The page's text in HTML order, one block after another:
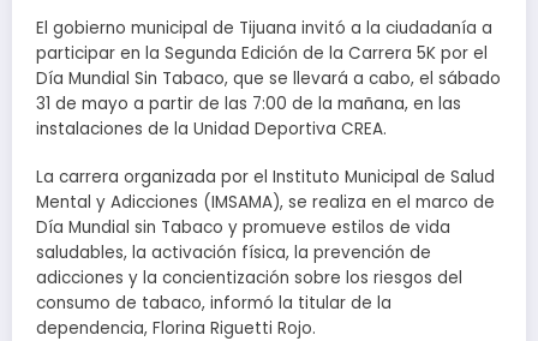
El gobierno municipal de Tijuana invitó a la ciudadanía a
participar en la Segunda Edición de la Carrera 5K por el
Día Mundial Sin Tabaco, que se llevará a cabo, el sábado
31 de mayo a partir de las 7:00 de la mañana, en las
instalaciones de la Unidad Deportiva CREA.
La carrera organizada por el Instituto Municipal de Salud
Mental y Adicciones (IMSAMA), se realiza en el marco de
Día Mundial sin Tabaco y promueve estilos de vida
saludables, la activación física, la prevención de
adicciones y la concientización sobre los riesgos del
consumo de tabaco, informó la titular de la
dependencia, Florina Riguetti Rojo.